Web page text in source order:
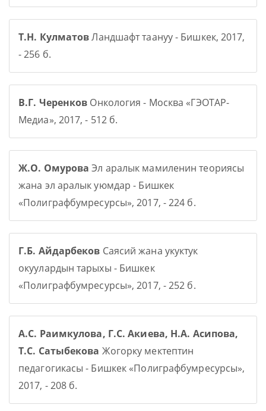
Т.Н. КулматовЛандшафт таануу - Бишкек, 2017,
- 256 б.
В.Г. Черенков Онкология - Москва «ГЭОТАР-
Медиа», 2017, - 512 б.
Ж.О. Омурова Эл аралык мамиленин теориясы
жана эл аралык уюмдар - Бишкек
«Полиграфбумресурсы», 2017, - 224 б.
Г.Б. Айдарбеков Саясий жана укуктук
окуулардын тарыхы - Бишкек
«Полиграфбумресурсы», 2017, - 252 б.
А.С. Раимкулова, Г.С. Акиева, Н.А. Асипова,
Т.С. Сатыбекова Жогорку мектептин
педагогикасы - Бишкек «Полиграфбумресурсы»,
2017, - 208 б.